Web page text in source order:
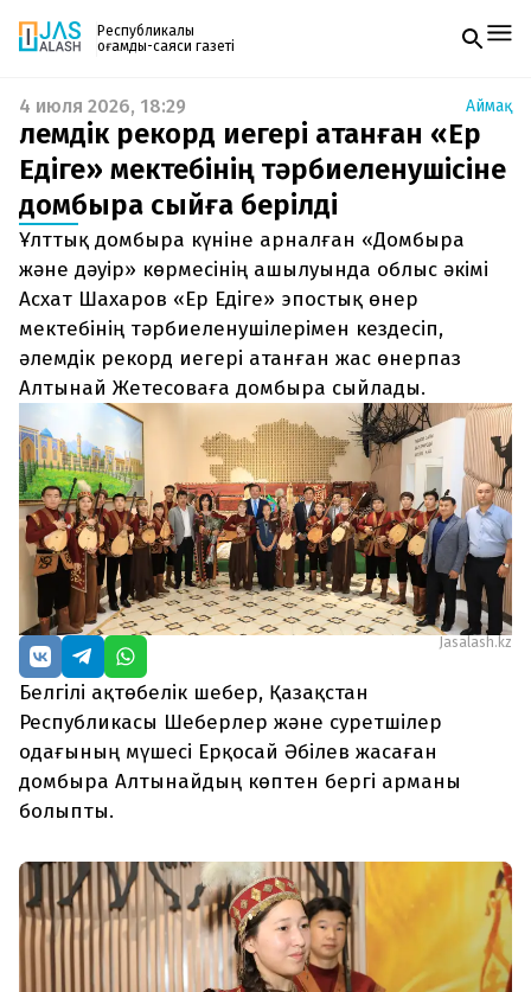
Республикалық
қоғамдық-саяси газеті
Жаңалықтар
Спорт
Live
Руханият
Аймақ
Архив
Заң және тәртіп
Редакциямен байланыс
+7 708 604 51 06
Жарнама бөлімі
+7 701 220 64 52
Пошта
zhasalash100@gmail.com
Газетке жазылу
PDF форматтағы газетті ай сайын электронды
поштаңызға алып отырыңыз. Жаңа нөмір
шыққан сәтте сізге бірден жіберіледі. Тек email
енгізіңіз, біз қалғанын өзіміз жібереміз.
4 июля 2026, 18:29 Аймақ
Әлемдік рекорд иегері атанған «Ер
Едіге» мектебінің тәрбиеленушісіне
домбыра сыйға берілді
Ұлттық домбыра күніне арналған «Домбыра
және дәуір» көрмесінің ашылуында облыс әкімі
Асхат Шахаров «Ер Едіге» эпостық өнер
мектебінің тәрбиеленушілерімен кездесіп,
әлемдік рекорд иегері атанған жас өнерпаз
Алтынай Жетесоваға домбыра сыйлады.
Jasalash.kz
Белгілі ақтөбелік шебер, Қазақстан
Республикасы Шеберлер және суретшілер
одағының мүшесі Ерқосай Әбілев жасаған
домбыра Алтынайдың көптен бергі арманы
болыпты.